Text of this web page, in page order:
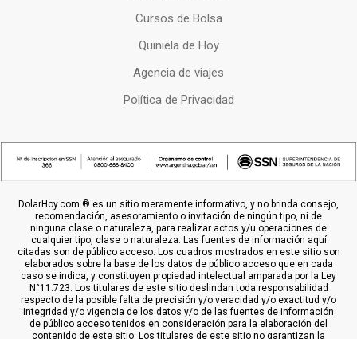
Cursos de Bolsa
Quiniela de Hoy
Agencia de viajes
Política de Privacidad
DolarHoy.com ® es un sitio meramente informativo, y no brinda consejo,
recomendación, asesoramiento o invitación de ningún tipo, ni de
ninguna clase o naturaleza, para realizar actos y/u operaciones de
cualquier tipo, clase o naturaleza. Las fuentes de información aquí
citadas son de público acceso. Los cuadros mostrados en este sitio son
elaborados sobre la base de los datos de público acceso que en cada
caso se indica, y constituyen propiedad intelectual amparada por la Ley
N°11.723. Los titulares de este sitio deslindan toda responsabilidad
respecto de la posible falta de precisión y/o veracidad y/o exactitud y/o
integridad y/o vigencia de los datos y/o de las fuentes de información
de público acceso tenidos en consideración para la elaboración del
contenido de este sitio. Los titulares de este sitio no garantizan la